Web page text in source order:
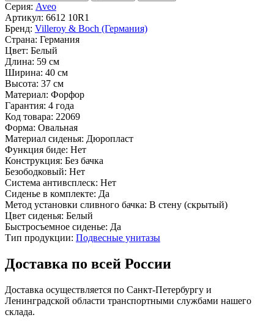
Серия: Aveo
Артикул: 6612 10R1
Бренд: Villeroy & Boch (Германия)
Страна: Германия
Цвет: Белый
Длина: 59 см
Ширина: 40 см
Высота: 37 см
Материал: Форфор
Гарантия: 4 года
Код товара: 22069
Форма: Овальная
Материал сиденья: Дюропласт
Функция биде: Нет
Конструкция: Без бачка
Безободковый: Нет
Система антивсплеск: Нет
Сиденье в комплекте: Да
Метод установки сливного бачка: В стену (скрытый)
Цвет сиденья: Белый
Быстросъемное сиденье: Да
Тип продукции: Подвесные унитазы
Доставка по всей России
Доставка осуществляется по Санкт-Петербургу и
Ленинградской области транспортными службами нашего
склада.